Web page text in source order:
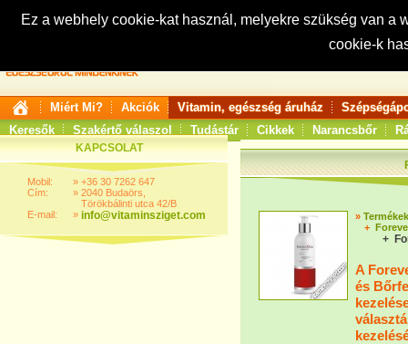
Ez a webhely cookie-kat használ, melyekre szükség van
cookie-k
Keresés:
Miért Mi? Akciók Vitamin, egészség áruház
Keresők
Szakértő válaszol Tudástár Cikkek Narancsbőr
KAPCSOLAT
Mobil:
Cím:
E-mail:
»
»
»
+36 30 7262 647
2040 Budaörs,
Törökbálinti utca 42/B
info@vitaminsziget.com » Termékek
+
+
A
és